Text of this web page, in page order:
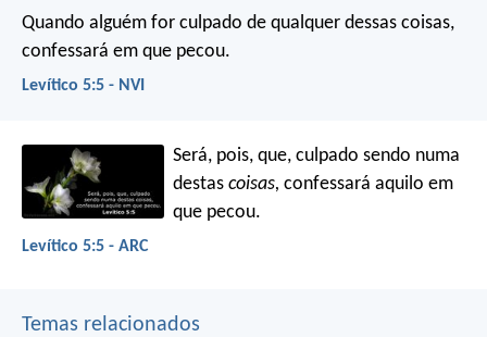
Quando alguém for culpado de qualquer dessas coisas,
confessará em que pecou.
Levítico 5:5 - NVI
Será, pois, que, culpado sendo numa
destascoisas, confessará aquilo em
que pecou.
Levítico 5:5 - ARC
Temas relacionados